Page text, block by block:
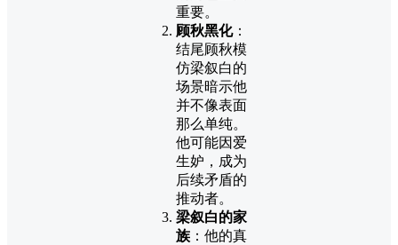
重要。
顾秋黑化：
结尾顾秋模
仿梁叙白的
场景暗示他
并不像表面
那么单纯。
他可能因爱
生妒，成为
后续矛盾的
推动者。
梁叙白的家
族 ：他的真